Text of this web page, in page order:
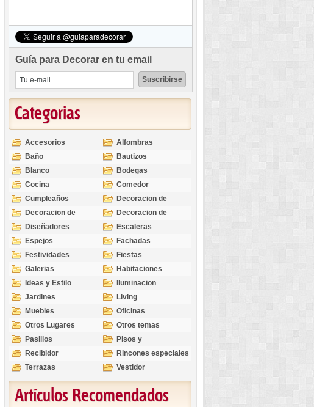
Guía para Decorar en tu email
Categorias
Accesorios
Alfombras
Baño
Bautizos
Blanco
Bodegas
Cocina
Comedor
Cumpleaños
Decoracion de
Exteriores
Decoracion de
Interiores
Decoracion de
Ocasiones
Diseñadores
Escaleras
Espejos
Fachadas
Festividades
Fiestas
Galerias
Habitaciones
Ideas y Estilo
Iluminacion
Jardines
Living
Muebles
Oficinas
Otros Lugares
Otros temas
Pasillos
Pisos y
revestimientos
Recibidor
Rincones especiales
Terrazas
Vestidor
Artículos Recomendados